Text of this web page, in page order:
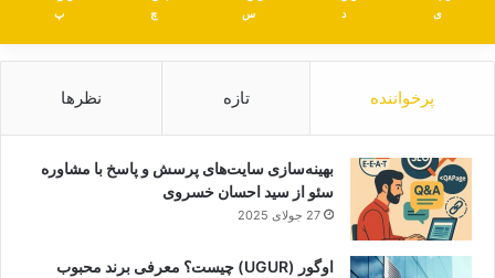
ی د س چ پ
پرخواننده تازه نظرها
بهینه‌سازی سایت‌های پرسش و پاسخ با مشاوره
سئو از سید احسان خسروی
27 جولای 2025
اوگور (UGUR) چیست؟ معرفی برند محبوب